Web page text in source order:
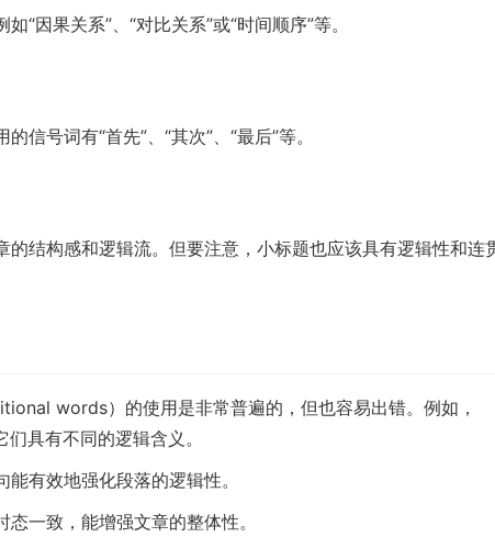
“因果关系”、“对比关系”或“时间顺序”等。
信号词有“首先”、“其次”、“最后”等。
结构感和逻辑流。但要注意，小标题也应该具有逻辑性和连
words）的使用是非常普遍的，但也容易出错。例如，
具有不同的逻辑含义。
能有效地强化段落的逻辑性。
态一致，能增强文章的整体性。